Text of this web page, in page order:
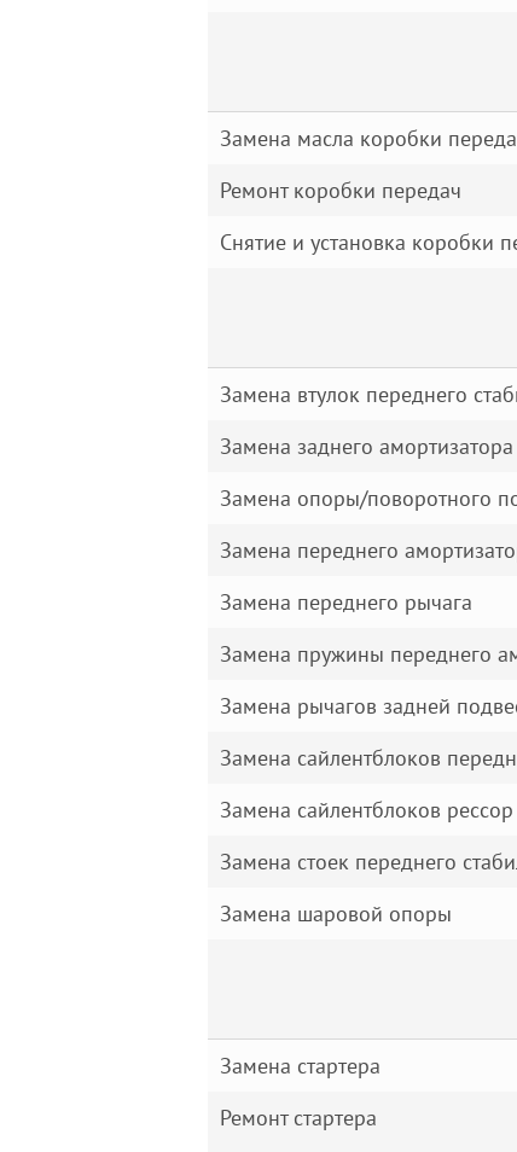
Замена масла коробки
Ремонт коробки передач
Снятие и установка коробки
Замена втулок переднего
Замена заднего амортизатора
Замена опоры/поворотного
Замена переднего
Замена переднего рычага
Замена пружины переднего
Замена рычагов задней
Замена сайлентблоков
Замена сайлентблоков рессор
Замена стоек переднего
Замена шаровой опоры
Замена стартера
Ремонт стартера